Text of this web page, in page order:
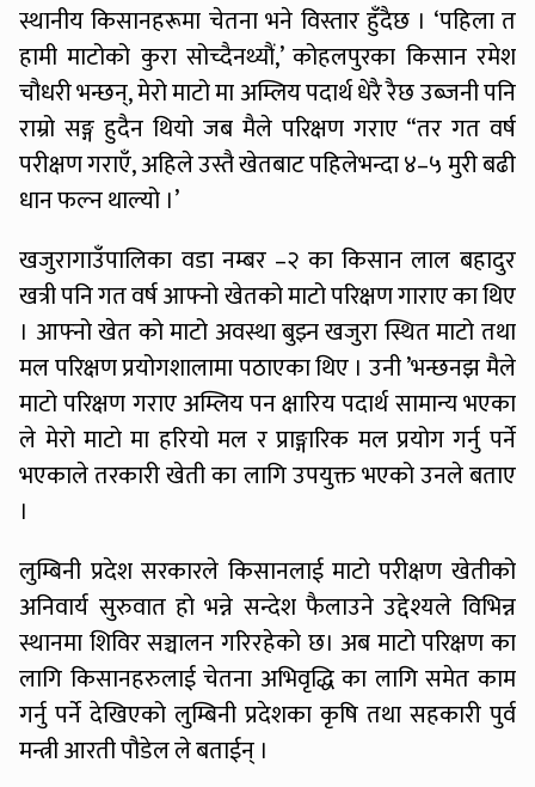
स्थानीय किसानहरूमा चेतना भने विस्तार हुँदैछ । ‘पहिला त
हामी माटोको कुरा सोच्दैनथ्यौं,’ कोहलपुरका किसान रमेश
चौधरी भन्छन्, मेरो माटो मा अम्लिय पदार्थ धेरै रैछ उब्जनी पनि
राम्रो सङ्ग हुदैन थियो जब मैले परिक्षण गराए “तर गत वर्ष
परीक्षण गराएँ, अहिले उस्तै खेतबाट पहिलेभन्दा ४–५ मुरी बढी
धान फल्न थाल्यो ।’
खजुरागाउँपालिका वडा नम्बर –२ का किसान लाल बहादुर
खत्री पनि गत वर्ष आफ्नो खेतको माटो परिक्षण गाराए का थिए
। आफ्नो खेत को माटो अवस्था बुझ्न खजुरा स्थित माटो तथा
मल परिक्षण प्रयोगशालामा पठाएका थिए । उनी ’भन्छनझ मैले
माटो परिक्षण गराए अम्लिय पन क्षारिय पदार्थ सामान्य भएका
ले मेरो माटो मा हरियो मल र प्राङ्गारिक मल प्रयोग गर्नु पर्ने
भएकाले तरकारी खेती का लागि उपयुक्त भएको उनले बताए
।
लुम्बिनी प्रदेश सरकारले किसानलाई माटो परीक्षण खेतीको
अनिवार्य सुरुवात हो भन्ने सन्देश फैलाउने उद्देश्यले विभिन्न
स्थानमा शिविर सञ्चालन गरिरहेको छ। अब माटो परिक्षण का
लागि किसानहरुलाई चेतना अभिवृद्धि का लागि समेत काम
गर्नु पर्ने देखिएको लुम्बिनी प्रदेशका कृषि तथा सहकारी पुर्व
मन्त्री आरती पौडेल ले बताईन् ।